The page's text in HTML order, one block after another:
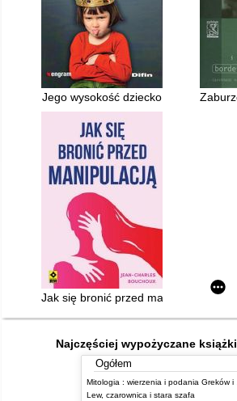
Jego wysokość dziecko
Jak się bronić przed manipulacją
Najczęściej wypożyczane
Ogółem
Lew, czarownica i stara szafa